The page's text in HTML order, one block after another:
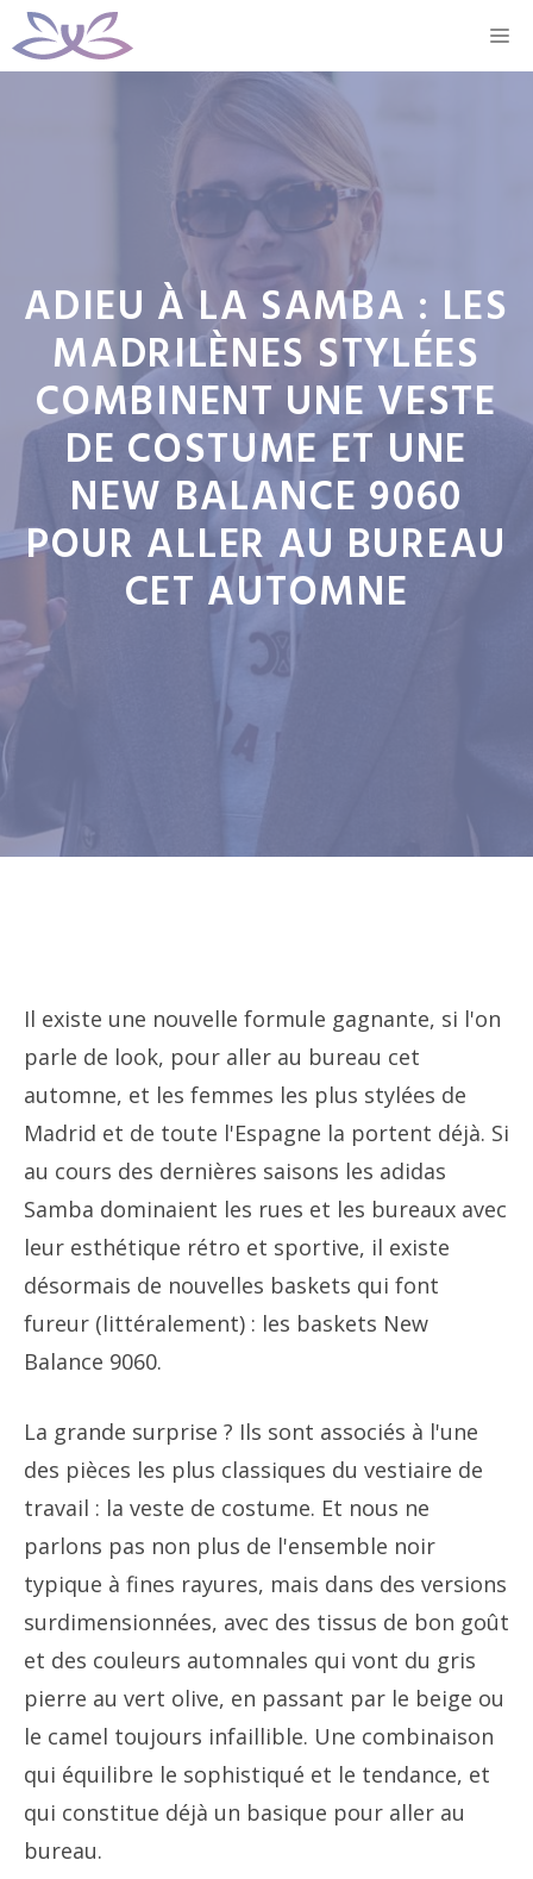
Aller
au
ADIEU À LA SAMBA : LES
MADRILÈNES STYLÉES
COMBINENT UNE VESTE
DE COSTUME ET UNE
NEW BALANCE 9060
POUR ALLER AU BUREAU
CET AUTOMNE
Il existe une nouvelle formule gagnante, si l'on
parle de look, pour aller au bureau cet
automne, et les femmes les plus stylées de
Madrid et de toute l'Espagne la portent déjà. Si
au cours des dernières saisons les adidas
Samba dominaient les rues et les bureaux avec
leur esthétique rétro et sportive, il existe
désormais de nouvelles baskets qui font
fureur (littéralement) : les baskets New
Balance 9060.
La grande surprise ? Ils sont associés à l'une
des pièces les plus classiques du vestiaire de
travail : la veste de costume. Et nous ne
parlons pas non plus de l'ensemble noir
typique à fines rayures, mais dans des versions
surdimensionnées, avec des tissus de bon goût
et des couleurs automnales qui vont du gris
pierre au vert olive, en passant par le beige ou
le camel toujours infaillible. Une combinaison
qui équilibre le sophistiqué et le tendance, et
qui constitue déjà un basique pour aller au
bureau.